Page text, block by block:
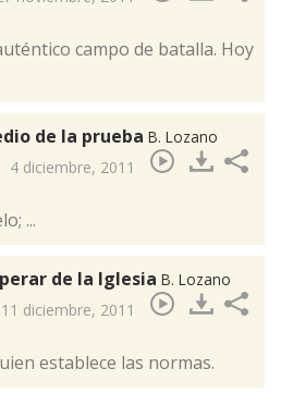
campo de batalla. Hoy
de la prueba B. Lozano
4 diciembre, 2011
...
de la Iglesia B. Lozano
11 diciembre, 2011
establece las normas.